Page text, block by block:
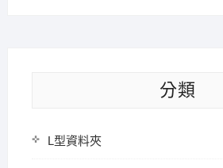
分類
L型資料夾